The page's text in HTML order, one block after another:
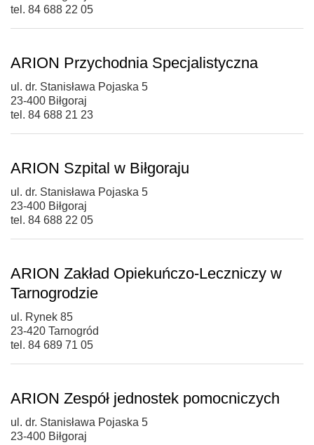
tel. 84 688 22 05
ARION Przychodnia Specjalistyczna
ul. dr. Stanisława Pojaska 5
23-400 Biłgoraj
tel. 84 688 21 23
ARION Szpital w Biłgoraju
ul. dr. Stanisława Pojaska 5
23-400 Biłgoraj
tel. 84 688 22 05
ARION Zakład Opiekuńczo-Leczniczy w
Tarnogrodzie
ul. Rynek 85
23-420 Tarnogród
tel. 84 689 71 05
ARION Zespół jednostek pomocniczych
ul. dr. Stanisława Pojaska 5
23-400 Biłgoraj